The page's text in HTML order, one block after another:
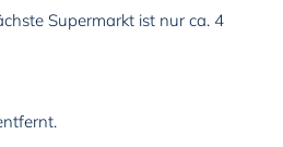
Supermarkt ist nur ca. 4